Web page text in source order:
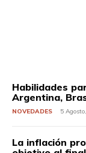
Habilidades
Argentina,
NOVEDADES 5
La inflación